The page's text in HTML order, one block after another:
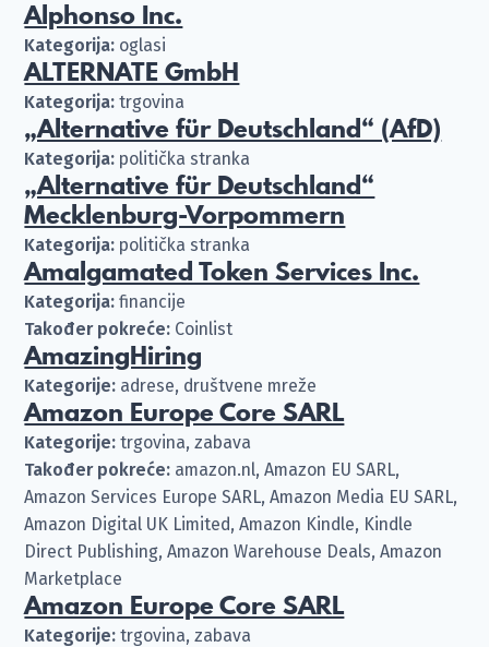
Alphonso Inc.
Kategorija: oglasi
ALTERNATE GmbH
Kategorija: trgovina
„Alternative für Deutschland“ (AfD)
Kategorija: politička stranka
„Alternative für Deutschland“
Mecklenburg-Vorpommern
Kategorija: politička stranka
Amalgamated Token Services Inc.
Kategorija: financije
Također pokreće: Coinlist
AmazingHiring
Kategorije: adrese, društvene mreže
Amazon Europe Core SARL
Kategorije: trgovina, zabava
Također pokreće: amazon.nl, Amazon EU SARL,
Amazon Services Europe SARL, Amazon Media EU SARL,
Amazon Digital UK Limited, Amazon Kindle, Kindle
Direct Publishing, Amazon Warehouse Deals, Amazon
Marketplace
Amazon Europe Core SARL
Kategorije: trgovina, zabava